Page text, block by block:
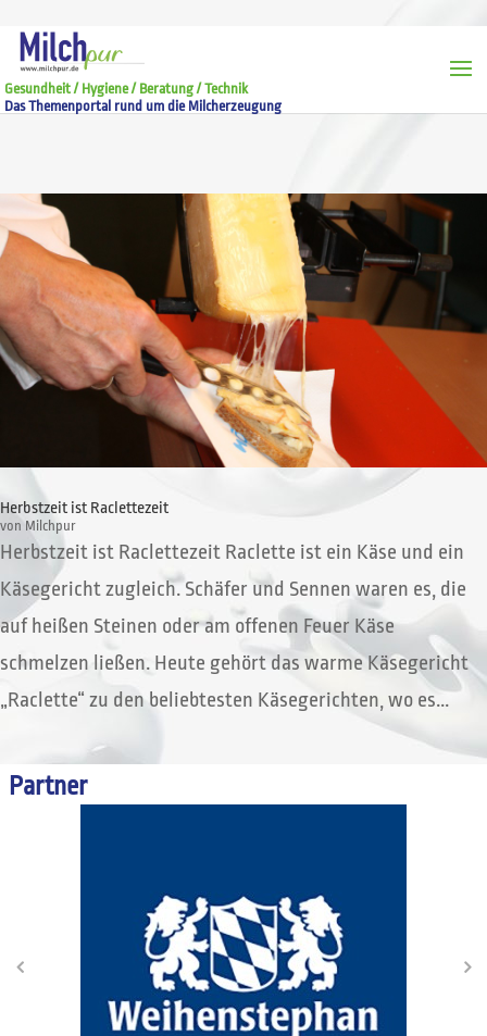
Gesundheit / Hygiene / Beratung / Technik
Das Themenportal rund um die Milcherzeugung
Herbstzeit ist Raclettezeit
von Milchpur
Herbstzeit ist Raclettezeit Raclette ist ein Käse und ein
Käsegericht zugleich. Schäfer und Sennen waren es, die
auf heißen Steinen oder am offenen Feuer Käse
schmelzen ließen. Heute gehört das warme Käsegericht
„Raclette“ zu den beliebtesten Käsegerichten, wo es...
Partner